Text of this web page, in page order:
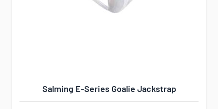
Salming E-Series Goalie Jackstrap